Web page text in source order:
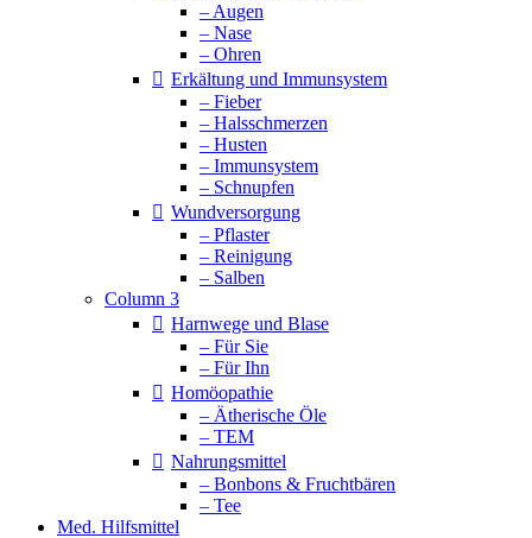
– Augen
– Nase
– Ohren
Erkältung und Immunsystem
– Fieber
– Halsschmerzen
– Husten
– Immunsystem
– Schnupfen
Wundversorgung
– Pflaster
– Reinigung
– Salben
Column 3
Harnwege und Blase
– Für Sie
– Für Ihn
Homöopathie
– Ätherische Öle
– TEM
Nahrungsmittel
– Bonbons & Fruchtbären
– Tee
Med. Hilfsmittel